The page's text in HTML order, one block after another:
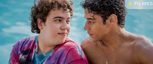
FILMES